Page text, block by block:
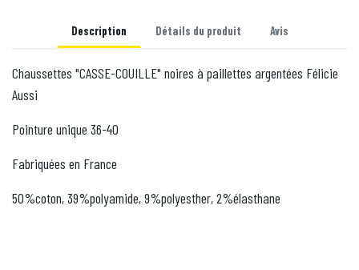
Description Détails du produit Avis
Chaussettes "CASSE-COUILLE" noires à paillettes argentées Félicie
Aussi
Pointure unique 36-40
Fabriquées en France
50%coton, 39%polyamide, 9%polyesther, 2%élasthane